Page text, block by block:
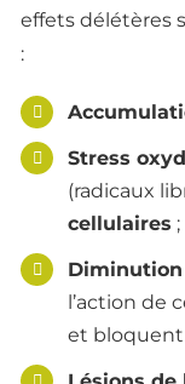
effets délétères
:
Stress
(radicaux
cellulaires ;
l’action de
et bloquent